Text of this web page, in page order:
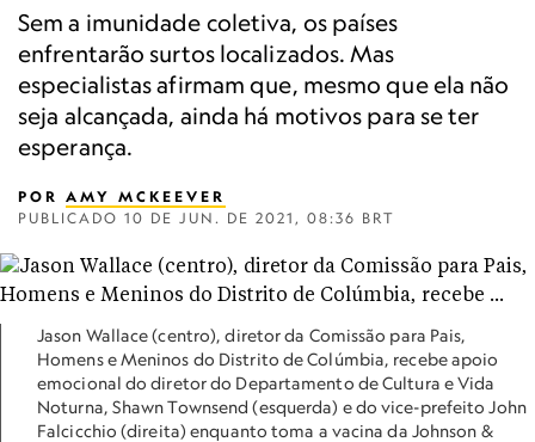
Sem a imunidade coletiva, os países
enfrentarão surtos localizados. Mas
especialistas afirmam que, mesmo que ela não
seja alcançada, ainda há motivos para se ter
esperança.
POR AMY MCKEEVER
PUBLICADO 10 DE JUN. DE 2021, 08:36 BRT
Jason Wallace (centro), diretor da Comissão para Pais,
Homens e Meninos do Distrito de Colúmbia, recebe apoio
emocional do diretor do Departamento de Cultura e Vida
Noturna, Shawn Townsend (esquerda) e do vice-prefeito John
Falcicchio (direita) enquanto toma a vacina da Johnson &